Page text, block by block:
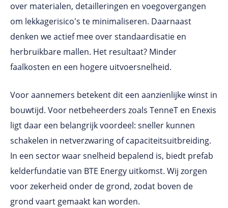
over materialen, detailleringen en voegovergangen
om lekkagerisico's te minimaliseren. Daarnaast
denken we actief mee over standaardisatie en
herbruikbare mallen. Het resultaat? Minder
faalkosten en een hogere uitvoersnelheid.
Voor aannemers betekent dit een aanzienlijke winst in
bouwtijd. Voor netbeheerders zoals TenneT en Enexis
ligt daar een belangrijk voordeel: sneller kunnen
schakelen in netverzwaring of capaciteitsuitbreiding.
In een sector waar snelheid bepalend is, biedt prefab
kelderfundatie van BTE Energy uitkomst. Wij zorgen
voor zekerheid onder de grond, zodat boven de
grond vaart gemaakt kan worden.